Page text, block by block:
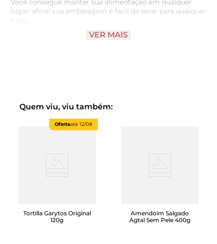
Você consegue manter sua alimentação em qualquer
lugar: afinal sua embalagem é fácil de levar para qualquer
lugar.
Além disso, é vegano e não contém lactose.
VER MAIS
Quem viu, viu também:
Ofertaaté12/08
Tortilla Garytos Original
120g
Amendoim Salgado
Agtal Sem Pele 400g